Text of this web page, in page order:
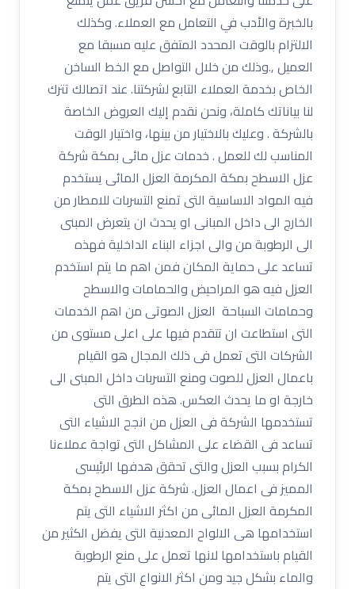
بالخبرة والأدب في التعامل مع العملاء. وكذلك
الالتزام بالوقت المحدد المتفق عليه مسبقا مع
العميل ,.وذلك من خلال التواصل مع الخط الساخن
الخاص بخدمة العملاء التابع لشركتنا. عند اتصالك تترك
لنا بياناتك كاملة، ونحن نقدم إليك العروض الخاصة
بالشركة . وعليك بالاختيار من بينها، واختيار الوقت
المناسب لك للعمل . خدمات عزل مائى بمكة شركة
عزل الاسطح بمكة المكرمة العزل المائى يستخدم
فيه المواد الاساسية التى تمنع التسربات للامطار من
الخارج الى داخل المبانى او يحدث ان يتعرض المبنى
الى الرطوبة من والى اجزاء البناء الداخلية فهذه
تساعد على حماية المكان فمن اهم ما يتم استخدم
العزل فيه هو المراحيض والحمامات والاسطح
وحمامات السباحة العزل الصوتى من اهم الخدمات
التى استطاعت ان تتقدم فيها على اعلى مستوى من
الشركات التى تعمل فى ذلك المجال هو القيام
باعمال العزل للصوت ومنع التسربات داخل المبنى الى
خارجة او ما يحدث العكس. هذه الطرق التى
تستخدمها الشركة فى العزل من انجح الاشياء التى
تساعد فى القضاء على المشاكل التى تواجة عملاءنا
الكرام بسبب العزل والتى تحقق هدفها الرئيسى
المميز فى اعمال العزل. شركة عزل الاسطح بمكة
المكرمة العزل المائى من اكثر الاشياء التى يتم
استخدامها هى الالواح المعدنية التى يفضل الكثير من
القيام باستخدامها لانها تعمل على منع الرطوبة
والماء بشكل جيد ومن اكثر الانواع التى يتم